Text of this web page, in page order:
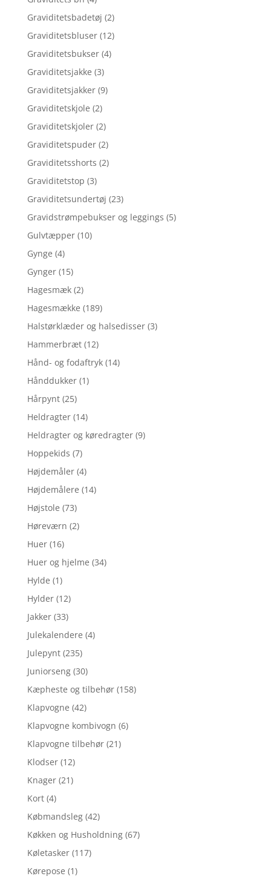
Graviditetsbadetøj (2)
Graviditetsbluser (12)
Graviditetsbukser (4)
Graviditetsjakke (3)
Graviditetsjakker (9)
Graviditetskjole (2)
Graviditetskjoler (2)
Graviditetspuder (2)
Graviditetsshorts (2)
Graviditetstop (3)
Graviditetsundertøj (23)
Gravidstrømpebukser og leggings (5)
Gulvtæpper (10)
Gynge (4)
Gynger (15)
Hagesmæk (2)
Hagesmække (189)
Halstørklæder og halsedisser (3)
Hammerbræt (12)
Hånd- og fodaftryk (14)
Hånddukker (1)
Hårpynt (25)
Heldragter (14)
Heldragter og køredragter (9)
Hoppekids (7)
Højdemåler (4)
Højdemålere (14)
Højstole (73)
Høreværn (2)
Huer (16)
Huer og hjelme (34)
Hylde (1)
Hylder (12)
Jakker (33)
Julekalendere (4)
Julepynt (235)
Juniorseng (30)
Kæpheste og tilbehør (158)
Klapvogne (42)
Klapvogne kombivogn (6)
Klapvogne tilbehør (21)
Klodser (12)
Knager (21)
Kort (4)
Købmandsleg (42)
Køkken og Husholdning (67)
Køletasker (117)
Kørepose (1)